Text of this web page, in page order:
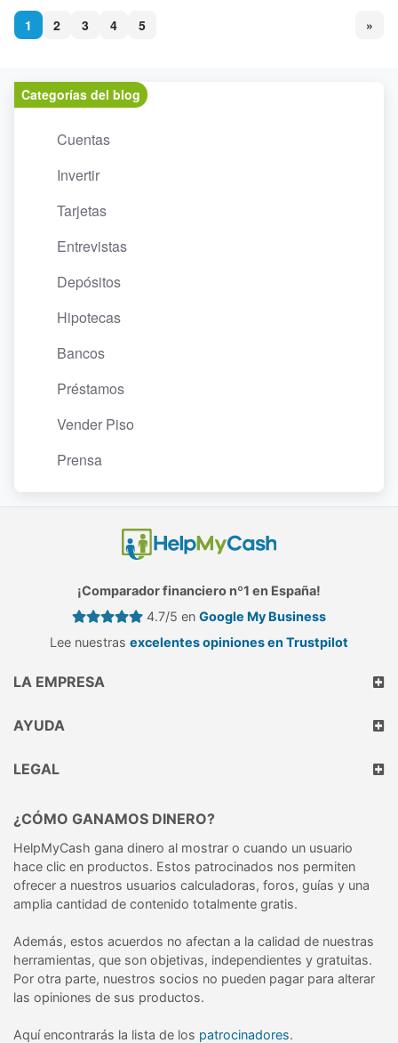
1 2 3 4 5 »
Categorías del blog
Cuentas
Invertir
Tarjetas
Entrevistas
Depósitos
Hipotecas
Bancos
Préstamos
Vender Piso
Prensa
¡Comparador financiero nº1 en España!
4.7/5 en Google My Business
Lee nuestras excelentes opiniones en Trustpilot
LA EMPRESA
AYUDA
LEGAL
¿CÓMO GANAMOS DINERO?
HelpMyCash gana dinero al mostrar o cuando un usuario
hace clic en productos. Estos patrocinados nos permiten
ofrecer a nuestros usuarios calculadoras, foros, guías y una
amplia cantidad de contenido totalmente gratis.
Además, estos acuerdos no afectan a la calidad de nuestras
herramientas, que son objetivas, independientes y gratuitas.
Por otra parte, nuestros socios no pueden pagar para alterar
las opiniones de sus productos.
Aquí encontrarás la lista de los patrocinadores.